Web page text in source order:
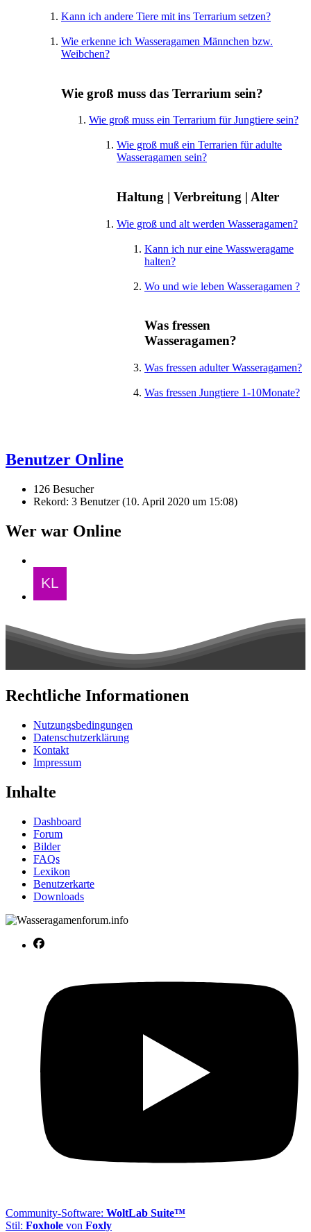
Kann ich andere Tiere mit ins Terrarium setzen?
Wie erkenne ich Wasseragamen Männchen bzw.
Weibchen?
Wie groß muss das Terrarium sein?
Wie groß muss ein Terrarium für Jungtiere sein?
Wie groß muß ein Terrarien für adulte
Wasseragamen sein?
Haltung | Verbreitung | Alter
Wie groß und alt werden Wasseragamen?
Kann ich nur eine Wassweragame
halten?
Wo und wie leben Wasseragamen ?
Was fressen
Wasseragamen?
Was fressen adulter Wasseragamen?
Was fressen Jungtiere 1-10Monate?
Benutzer Online
126 Besucher
Rekord: 3 Benutzer (10. April 2020 um 15:08)
Wer war Online
Rechtliche Informationen
Nutzungsbedingungen
Datenschutzerklärung
Kontakt
Impressum
Inhalte
Dashboard
Forum
Bilder
FAQs
Lexikon
Benutzerkarte
Downloads
Community-Software: WoltLab Suite™
Stil: Foxhole von Foxly